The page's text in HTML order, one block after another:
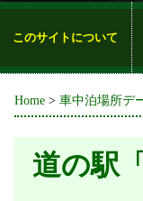
このサイトについて
Home > 車中泊場所デ
道の駅